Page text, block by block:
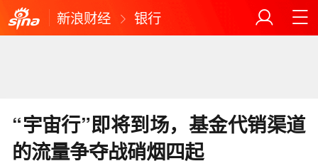
新浪财经 银行
“宇宙行”即将到场，基金代销渠道
的流量争夺战硝烟四起